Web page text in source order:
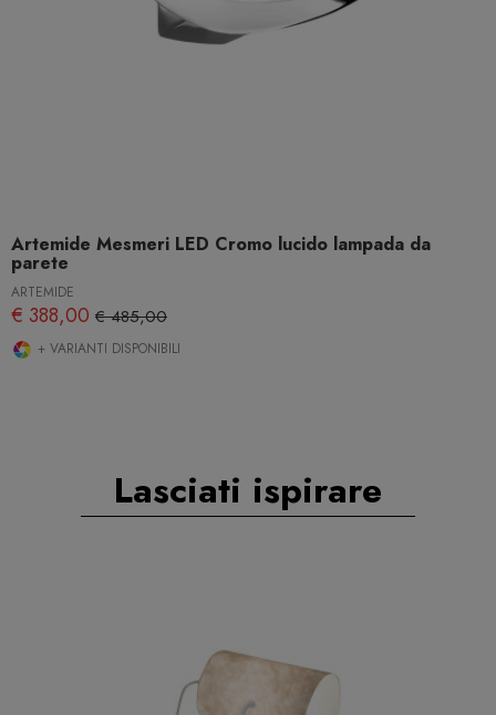
Artemide Mesmeri LED Cromo lucido lampada da
parete
ARTEMIDE
€ 388,00 € 485,00
+ VARIANTI DISPONIBILI
Lasciati ispirare